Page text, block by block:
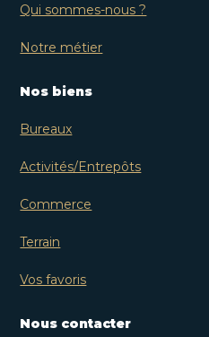
Qui sommes-nous ?
Notre métier
Nos biens
Bureaux
Activités/Entrepôts
Commerce
Terrain
Vos favoris
Nous contacter